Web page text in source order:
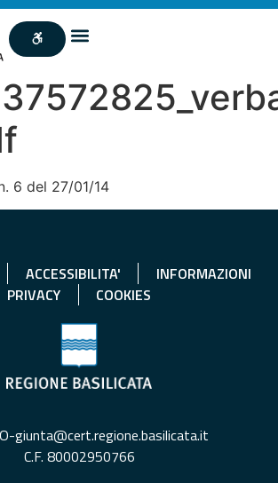
6 del 27/01/14
ACCESSIBILITA'
INFORMAZIONI
PRIVACY
COOKIES
giunta@cert.regione.basilicata.it
C.F. 80002950766